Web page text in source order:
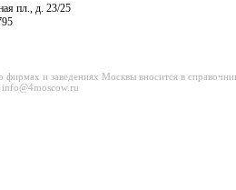
пл., д. 23/25
фирмах и заведениях Москвы вносится в